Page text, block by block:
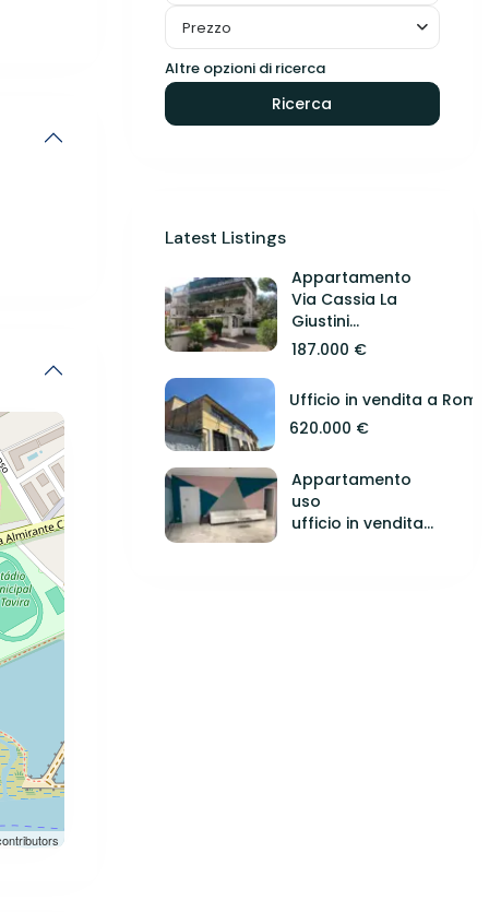
Prezzo
Altre opzioni di ricerca
Ricerca
Latest Listings
Appartamento
Via Cassia La
Giustini...
187.000 €
Ufficio in vendita a Roma
620.000 €
Appartamento
uso
ufficio in vendita...